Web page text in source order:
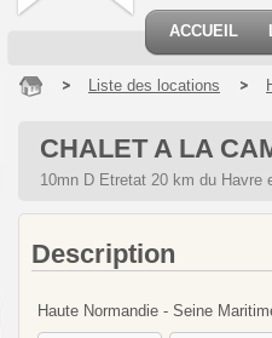
ACCUEIL
Liste des locations
CHALET A LA
10mn D Etretat 20 km du Havre
Description
Haute Normandie - Seine